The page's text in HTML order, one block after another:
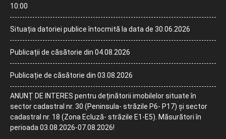
10:00
Situația datoriei publice întocmită la data de 30.06.2026
Publicații de căsătorie din 04.08.2026
Publicație de căsătorie din 03.08.2026
ANUNȚ DE INTERES pentru deținătorii imobilelor situate în
sector cadastral nr. 30 (Peninsula- străzile P6- P17) și sector
cadastral nr. 18 (Zona Ecluză- străzile E1-E5). Măsurători în
perioada 03.08.2026-07.08.2026!